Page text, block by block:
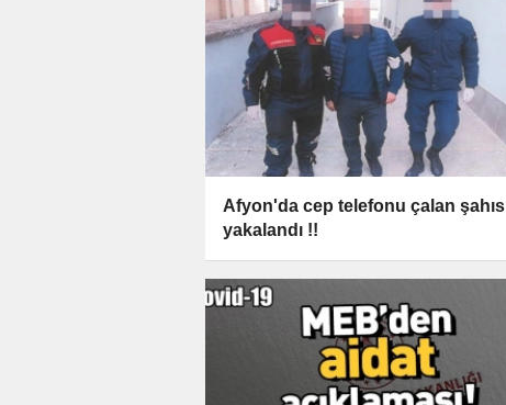
Afyon'da cep telefonu çalan şahıs
yakalandı !!